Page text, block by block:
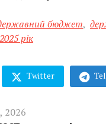
бюджет,
рік
Twitter
2026